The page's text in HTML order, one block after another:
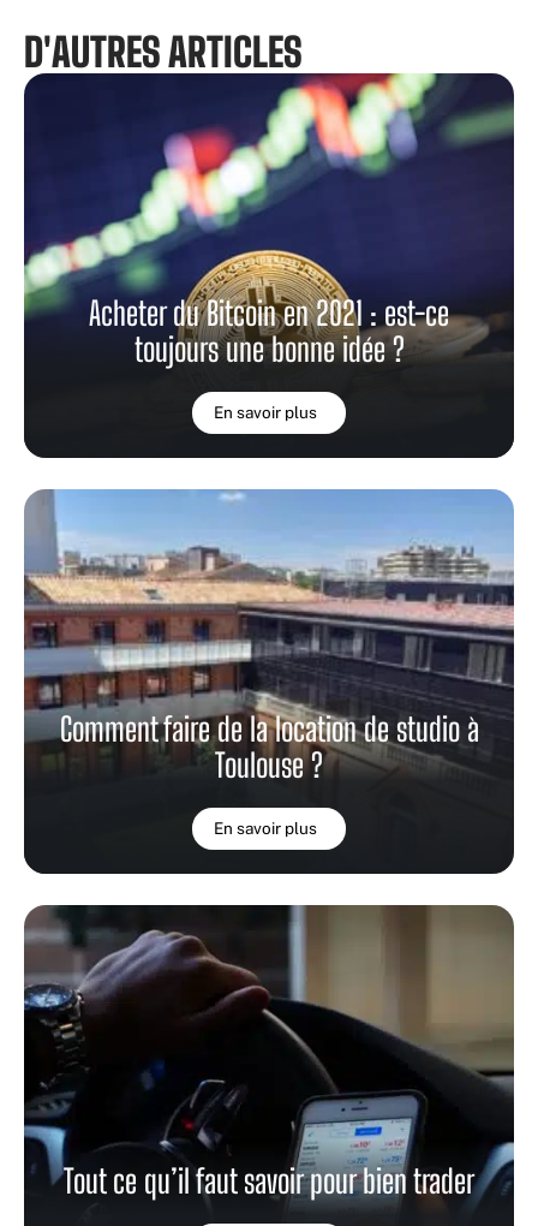
D'AUTRES ARTICLES
Acheter du Bitcoin en 2021 : est-ce
toujours une bonne idée ?
En savoir plus
Comment faire de la location de studio à
Toulouse ?
En savoir plus
Tout ce qu’il faut savoir pour bien trader